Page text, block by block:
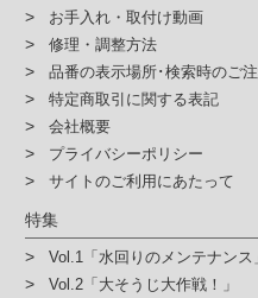
お手入れ・取付け動画
修理・調整方法
品番の表示場所･検索時のご
特定商取引に関する表記
会社概要
プライバシーポリシー
サイトのご利用にあたって
特集
Vol.1「水回りのメンテナンス
Vol.2「大そうじ大作戦！」